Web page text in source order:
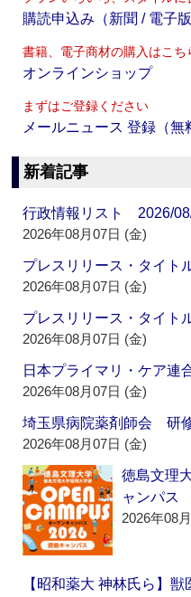
購読申込み（新聞 / 電子版
書籍、電子商材の購入はこち
オンラインショップ
まずはご登録ください
メールニュース 登録（無
新着記事
行政情報リスト 2026/
2026年08月07日 (金)
プレスリリース・タイ
2026年08月07日 (金)
プレスリリース・タイ
2026年08月07日 (金)
日本プライマリ・ケア
2026年08月07日 (金)
埼玉県病院薬剤師会 研
2026年08月07日 (金)
徳島文理
ャンパス
2026年08
【昭和薬大 神林氏ら】